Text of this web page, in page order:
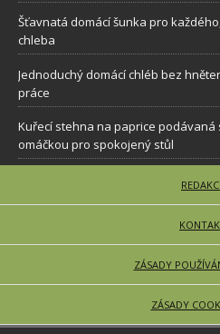
Šťavnatá domácí šunka pro
chleba
Jednoduchý domácí chléb bez
práce
Kuřecí stehna na paprice podávaná
omáčkou pro spokojený stůl
ZÁSADY
ZÁSADY